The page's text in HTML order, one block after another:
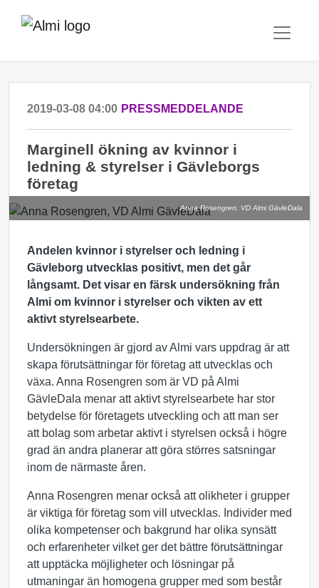
2019-03-08 04:00 PRESSMEDDELANDE
Marginell ökning av kvinnor i
ledning & styrelser i Gävleborgs
företag
Anna Rosengren, VD Almi GävleDala
Andelen kvinnor i styrelser och ledning i
Gävleborg utvecklas positivt, men det går
långsamt. Det visar en färsk undersökning från
Almi om kvinnor i styrelser och vikten av ett
aktivt styrelsearbete.
Undersökningen är gjord av Almi vars uppdrag är att
skapa förutsättningar för företag att utvecklas och
växa. Anna Rosengren som är VD på Almi
GävleDala menar att aktivt styrelsearbete har stor
betydelse för företagets utveckling och att man ser
att bolag som arbetar aktivt i styrelsen också i högre
grad än andra planerar att göra störres satsningar
inom de närmaste åren.
Anna Rosengren menar också att olikheter i grupper
är viktiga för företag som vill utvecklas. Individer med
olika kompetenser och bakgrund har olika synsätt
och erfarenheter vilket ger det bättre förutsättningar
att upptäcka möjligheter och lösningar på
utmaningar än homogena grupper med som består